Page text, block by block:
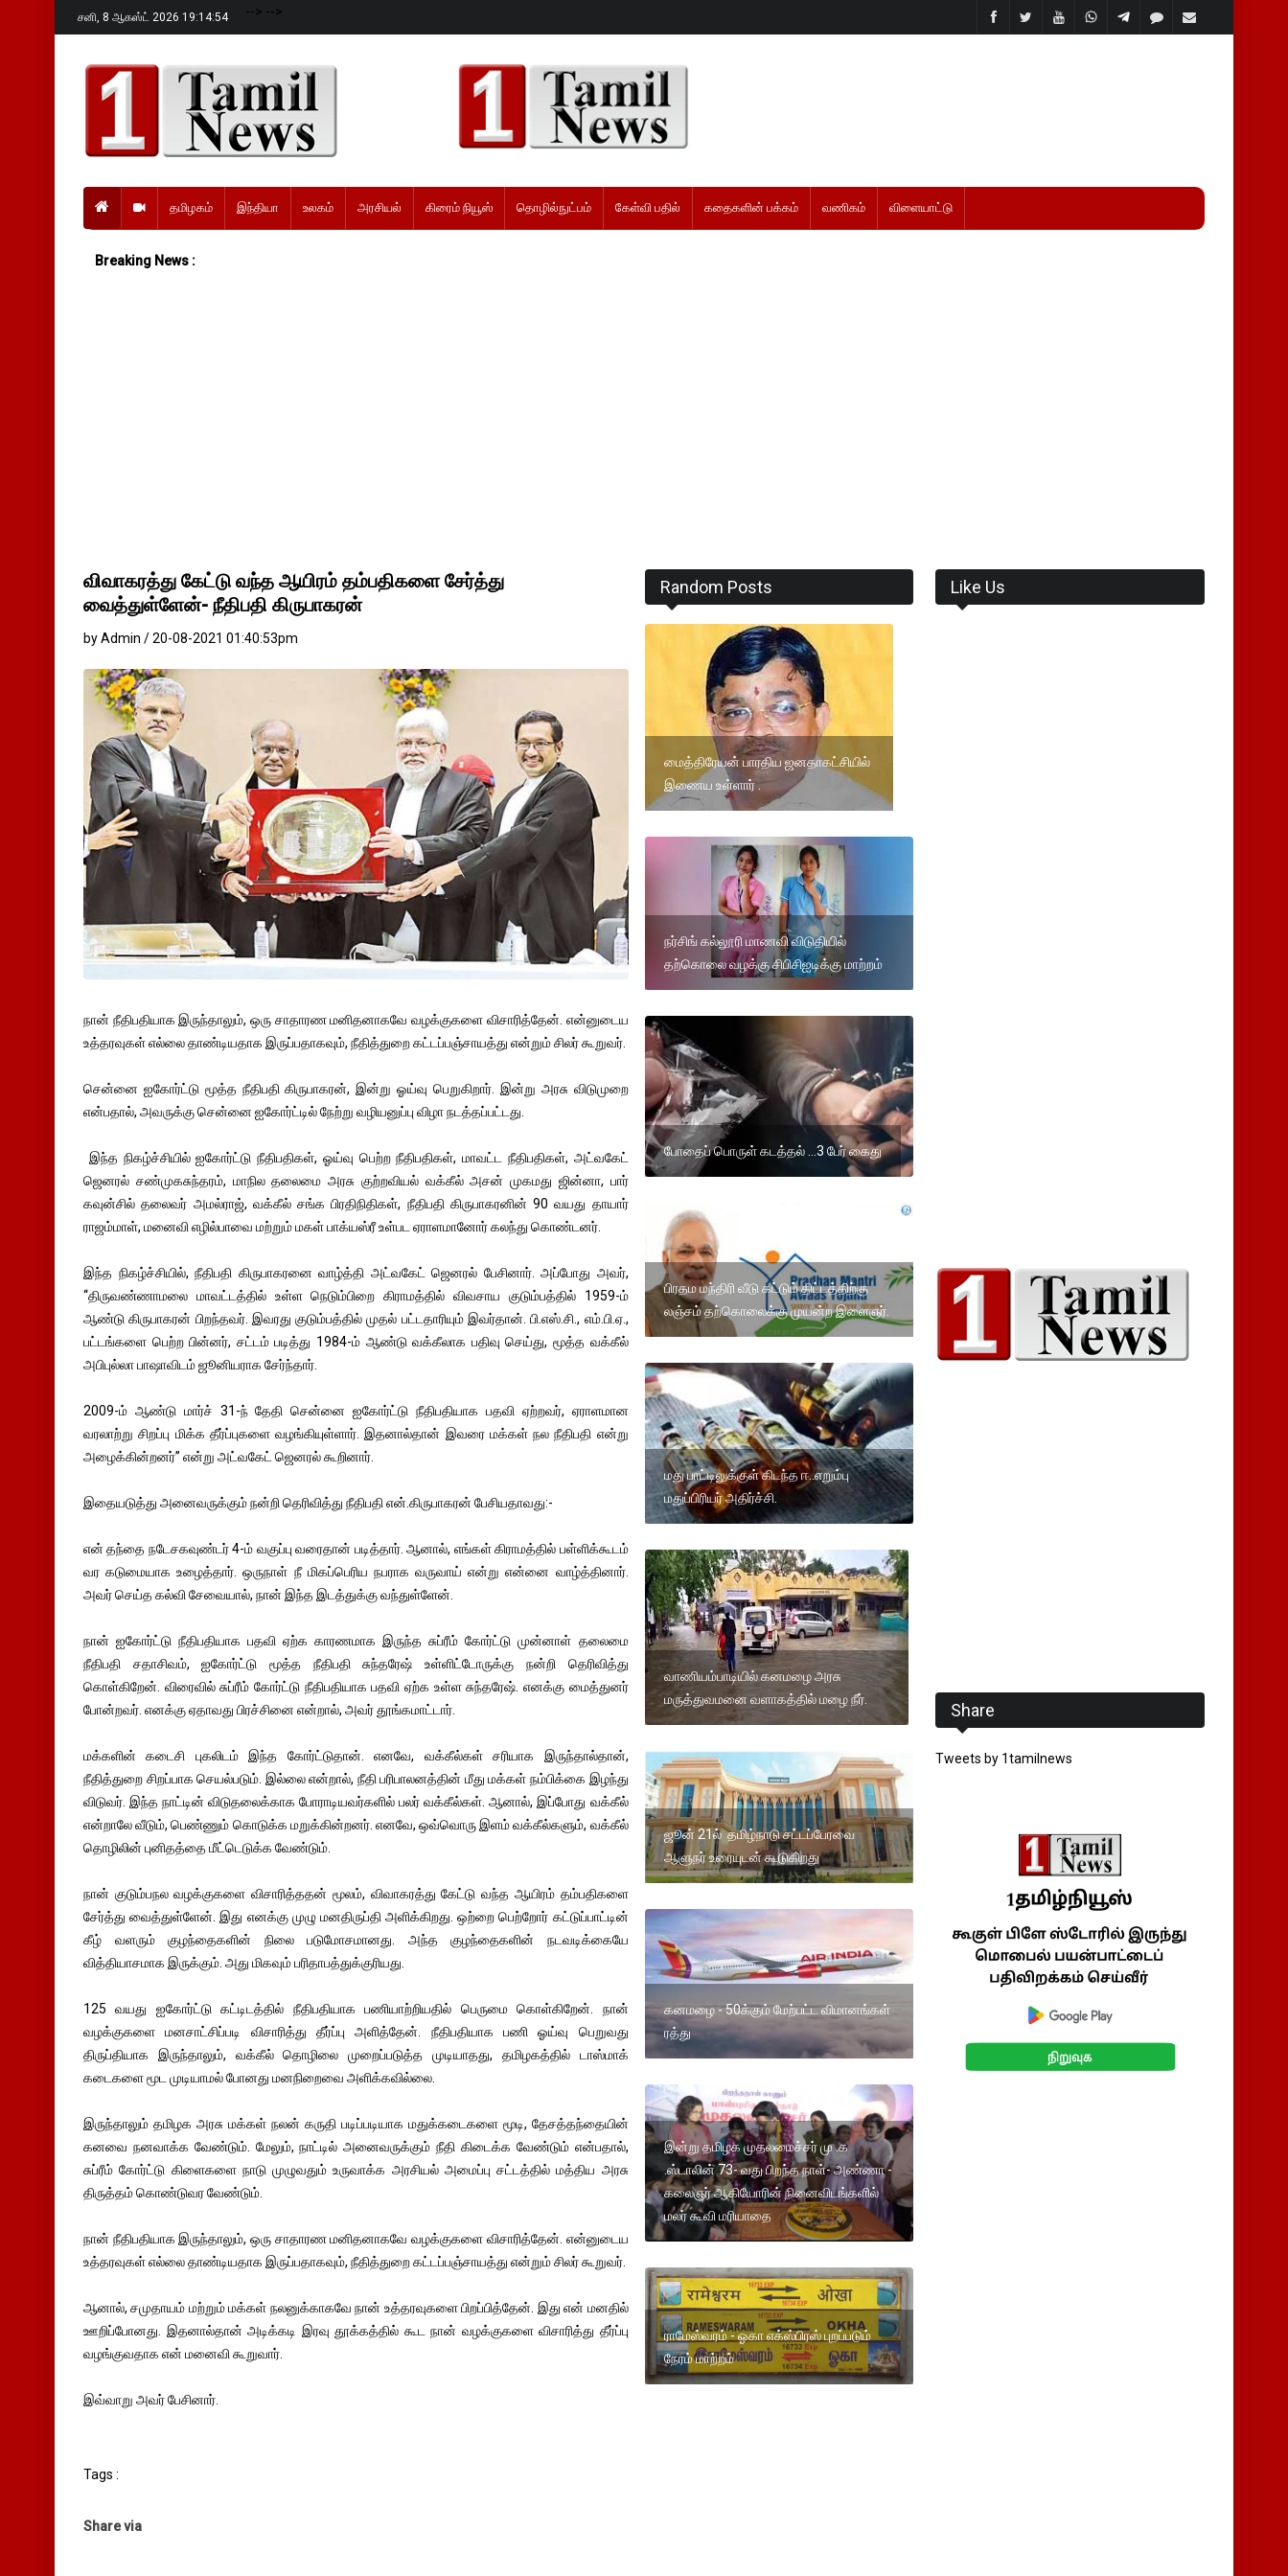
சனி, 8 ஆகஸ்ட் 2026 19:14:56 --> -->
தமிழகம் இந்தியா உலகம் அரசியல் கிரைம் நியூஸ் தொழில்நுட்பம் கேள்வி பதில் கதைகளின் பக்கம் வணிகம் விளையாட்டு
Breaking News :
விவாகரத்து கேட்டு வந்த ஆயிரம் தம்பதிகளை சேர்த்து
வைத்துள்ளேன்- நீதிபதி கிருபாகரன்
by Admin / 20-08-2021 01:40:53pm
நான் நீதிபதியாக இருந்தாலும், ஒரு சாதாரண மனிதனாகவே வழக்குகளை விசாரித்தேன். என்னுடைய
உத்தரவுகள் எல்லை தாண்டியதாக இருப்பதாகவும், நீதித்துறை கட்டப்பஞ்சாயத்து என்றும் சிலர் கூறுவர்.
சென்னை ஐகோர்ட்டு மூத்த நீதிபதி கிருபாகரன், இன்று ஓய்வு பெறுகிறார். இன்று அரசு விடுமுறை
என்பதால், அவருக்கு சென்னை ஐகோர்ட்டில் நேற்று வழியனுப்பு விழா நடத்தப்பட்டது.
இந்த நிகழ்ச்சியில் ஐகோர்ட்டு நீதிபதிகள், ஓய்வு பெற்ற நீதிபதிகள், மாவட்ட நீதிபதிகள், அட்வகேட்
ஜெனரல் சண்முகசுந்தரம், மாநில தலைமை அரசு குற்றவியல் வக்கீல் அசன் முகமது ஜின்னா, பார்
கவுன்சில் தலைவர் அமல்ராஜ், வக்கீல் சங்க பிரதிநிதிகள், நீதிபதி கிருபாகரனின் 90 வயது தாயார்
ராஜம்மாள், மனைவி எழில்பாவை மற்றும் மகள் பாக்யஸ்ரீ உள்பட ஏராளமானோர் கலந்து கொண்டனர்.
இந்த நிகழ்ச்சியில், நீதிபதி கிருபாகரனை வாழ்த்தி அட்வகேட் ஜெனரல் பேசினார். அப்போது அவர்,
‘‘திருவண்ணாமலை மாவட்டத்தில் உள்ள நெடும்பிறை கிராமத்தில் விவசாய குடும்பத்தில் 1959-ம்
ஆண்டு கிருபாகரன் பிறந்தவர். இவரது குடும்பத்தில் முதல் பட்டதாரியும் இவர்தான். பி.எஸ்.சி., எம்.பி.ஏ.,
பட்டங்களை பெற்ற பின்னர், சட்டம் படித்து 1984-ம் ஆண்டு வக்கீலாக பதிவு செய்து, மூத்த வக்கீல்
அபிபுல்லா பாஷாவிடம் ஜூனியராக சேர்ந்தார்.
2009-ம் ஆண்டு மார்ச் 31-ந் தேதி சென்னை ஐகோர்ட்டு நீதிபதியாக பதவி ஏற்றவர், ஏராளமான
வரலாற்று சிறப்பு மிக்க தீர்ப்புகளை வழங்கியுள்ளார். இதனால்தான் இவரை மக்கள் நல நீதிபதி என்று
அழைக்கின்றனர்’’ என்று அட்வகேட் ஜெனரல் கூறினார்.
இதையடுத்து அனைவருக்கும் நன்றி தெரிவித்து நீதிபதி என்.கிருபாகரன் பேசியதாவது:-
என் தந்தை நடேசகவுண்டர் 4-ம் வகுப்பு வரைதான் படித்தார். ஆனால், எங்கள் கிராமத்தில் பள்ளிக்கூடம்
வர கடுமையாக உழைத்தார். ஒருநாள் நீ மிகப்பெரிய நபராக வருவாய் என்று என்னை வாழ்த்தினார்.
அவர் செய்த கல்வி சேவையால், நான் இந்த இடத்துக்கு வந்துள்ளேன்.
நான் ஐகோர்ட்டு நீதிபதியாக பதவி ஏற்க காரணமாக இருந்த சுப்ரீம் கோர்ட்டு முன்னாள் தலைமை
நீதிபதி சதாசிவம், ஐகோர்ட்டு மூத்த நீதிபதி சுந்தரேஷ் உள்ளிட்டோருக்கு நன்றி தெரிவித்து
கொள்கிறேன். விரைவில் சுப்ரீம் கோர்ட்டு நீதிபதியாக பதவி ஏற்க உள்ள சுந்தரேஷ். எனக்கு மைத்துனர்
போன்றவர். எனக்கு ஏதாவது பிரச்சினை என்றால், அவர் தூங்கமாட்டார்.
மக்களின் கடைசி புகலிடம் இந்த கோர்ட்டுதான். எனவே, வக்கீல்கள் சரியாக இருந்தால்தான்,
நீதித்துறை சிறப்பாக செயல்படும். இல்லை என்றால், நீதி பரிபாலனத்தின் மீது மக்கள் நம்பிக்கை இழந்து
விடுவர். இந்த நாட்டின் விடுதலைக்காக போராடியவர்களில் பலர் வக்கீல்கள். ஆனால், இப்போது வக்கீல்
என்றாலே வீடும், பெண்ணும் கொடுக்க மறுக்கின்றனர். எனவே, ஒவ்வொரு இளம் வக்கீல்களும், வக்கீல்
தொழிலின் புனிதத்தை மீட்டெடுக்க வேண்டும்.
நான் குடும்பநல வழக்குகளை விசாரித்ததன் மூலம், விவாகரத்து கேட்டு வந்த ஆயிரம் தம்பதிகளை
சேர்த்து வைத்துள்ளேன். இது எனக்கு முழு மனதிருப்தி அளிக்கிறது. ஒற்றை பெற்றோர் கட்டுப்பாட்டின்
கீழ் வளரும் குழந்தைகளின் நிலை படுமோசமானது. அந்த குழந்தைகளின் நடவடிக்கையே
வித்தியாசமாக இருக்கும். அது மிகவும் பரிதாபத்துக்குரியது.
125 வயது ஐகோர்ட்டு கட்டிடத்தில் நீதிபதியாக பணியாற்றியதில் பெருமை கொள்கிறேன். நான்
வழக்குகளை மனசாட்சிப்படி விசாரித்து தீர்ப்பு அளித்தேன். நீதிபதியாக பணி ஓய்வு பெறுவது
திருப்தியாக இருந்தாலும், வக்கீல் தொழிலை முறைப்படுத்த முடியாதது, தமிழகத்தில் டாஸ்மாக்
கடைகளை மூட முடியாமல் போனது மனநிறைவை அளிக்கவில்லை.
இருந்தாலும் தமிழக அரசு மக்கள் நலன் கருதி படிப்படியாக மதுக்கடைகளை மூடி, தேசத்தந்தையின்
கனவை நனவாக்க வேண்டும். மேலும், நாட்டில் அனைவருக்கும் நீதி கிடைக்க வேண்டும் என்பதால்,
சுப்ரீம் கோர்ட்டு கிளைகளை நாடு முழுவதும் உருவாக்க அரசியல் அமைப்பு சட்டத்தில் மத்திய அரசு
திருத்தம் கொண்டுவர வேண்டும்.
நான் நீதிபதியாக இருந்தாலும், ஒரு சாதாரண மனிதனாகவே வழக்குகளை விசாரித்தேன். என்னுடைய
உத்தரவுகள் எல்லை தாண்டியதாக இருப்பதாகவும், நீதித்துறை கட்டப்பஞ்சாயத்து என்றும் சிலர் கூறுவர்.
ஆனால், சமுதாயம் மற்றும் மக்கள் நலனுக்காகவே நான் உத்தரவுகளை பிறப்பித்தேன். இது என் மனதில்
ஊறிப்போனது. இதனால்தான் அடிக்கடி இரவு தூக்கத்தில் கூட நான் வழக்குகளை விசாரித்து தீர்ப்பு
வழங்குவதாக என் மனைவி கூறுவார்.
இவ்வாறு அவர் பேசினார்.
Tags :
Share via
Random Posts
மைத்திரேயன் பாரதிய ஜனதாகட்சியில்
இணைய உள்ளார் .
நர்சிங் கல்லூரி மாணவி விடுதியில்
தற்கொலை வழக்கு சிபிசிஐடிக்கு மாற்றம்
போதைப் பொருள் கடத்தல் ...3 பேர் கைது
பிரதம மந்திரி வீடு கட்டும் திட்டத்திற்கு
லஞ்சம் தற்கொலைக்கு முயன்ற இளைஞர்.
மது பாட்டிலுக்குள் கிடந்த ஈ..எறும்பு
மதுப்பிரியர் அதிர்ச்சி.
வாணியம்பாடியில் கனமழை அரசு
மருத்துவமனை வளாகத்தில் மழை நீர்.
ஜூன் 21ல் தமிழ்நாடு சட்டப்பேரவை
ஆளுநர் உரையுடன் கூடுகிறது
கனமழை - 50க்கும் மேற்பட்ட விமானங்கள்
ரத்து
இன்று தமிழக முதலமைச்சர் மு .க
.ஸ்டாலின் 73- வது பிறந்த நாள்- அண்ணா -
கலைஞர் ஆகியோரின் நினைவிடங்களில்
மலர் கூவி மரியாதை
ராமேஸ்வரம் - ஓகா எக்ஸ்பிரஸ் புறப்படும்
நேரம் மாற்றம்
Like Us
Share
Tweets by 1tamilnews